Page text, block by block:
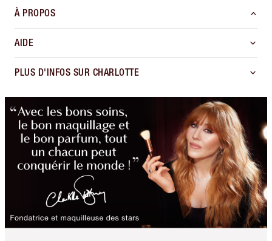
À PROPOS
AIDE
PLUS D'INFOS SUR CHARLOTTE